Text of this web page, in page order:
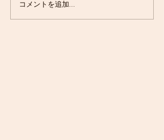
ポッピング・マンゴーパ
ルフェ
コメントを追加…